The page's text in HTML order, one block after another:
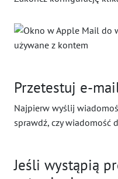
Przetestuj e-
Najpierw wyślij
sprawdź, czy wiadomość
Jeśli wystąpią